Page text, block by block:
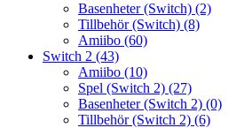
Basenheter (Switch) (2)
Tillbehör (Switch) (8)
Amiibo (60)
Switch 2 (43)
Amiibo (10)
Spel (Switch 2) (27)
Basenheter (Switch 2) (0)
Tillbehör (Switch 2) (6)